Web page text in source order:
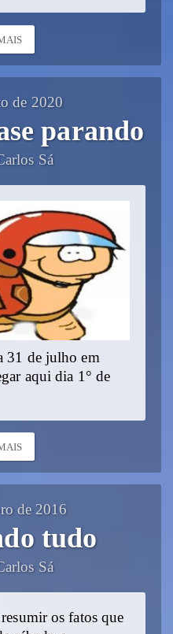
de 2020
parando
Sá
31 de julho em
aqui dia 1° de
de 2016
tudo
Sá
os fatos que